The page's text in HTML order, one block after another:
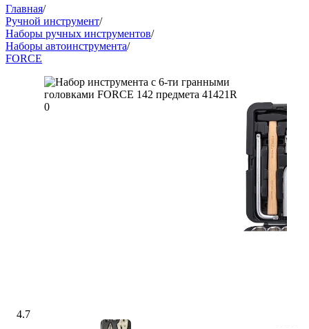
Главная/
Ручной инструмент/
Наборы ручных инструментов/
Наборы автоинструмента/
FORCE
4.7